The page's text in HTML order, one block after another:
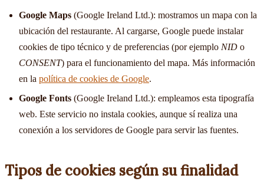
Google Maps (Google Ireland Ltd.): mostramos un mapa con la
ubicación del restaurante. Al cargarse, Google puede instalar
cookies de tipo técnico y de preferencias (por ejemplo NID o
CONSENT) para el funcionamiento del mapa. Más información
en la política de cookies de Google.
Google Fonts (Google Ireland Ltd.): empleamos esta tipografía
web. Este servicio no instala cookies, aunque sí realiza una
conexión a los servidores de Google para servir las fuentes.
Tipos de cookies según su finalidad